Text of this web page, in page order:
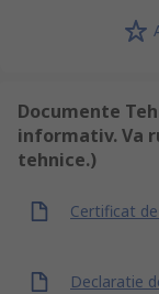
Documente
informativ. Va
tehnice.)
Certificat
Declaratie